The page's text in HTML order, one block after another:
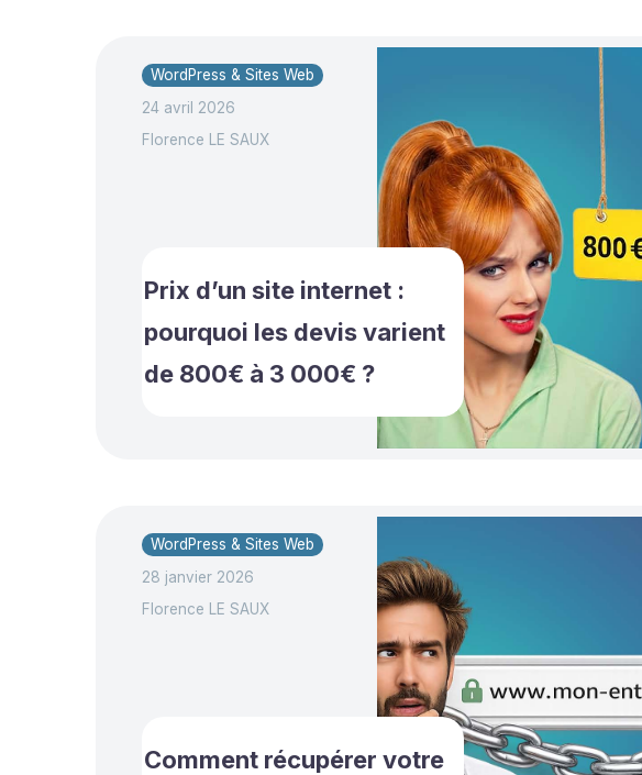
WordPress & Sites Web
24 avril 2026
Florence LE SAUX
Prix d’un site internet :
pourquoi les devis varient
de 800€ à 3 000€ ?
WordPress & Sites Web
28 janvier 2026
Florence LE SAUX
Comment récupérer votre